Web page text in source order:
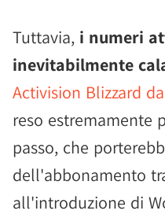
Tuttavia, i numeri
inevitabilmente
Activision Blizzard
reso estremamente
passo, che
dell'abbonamento
all'introduzione di